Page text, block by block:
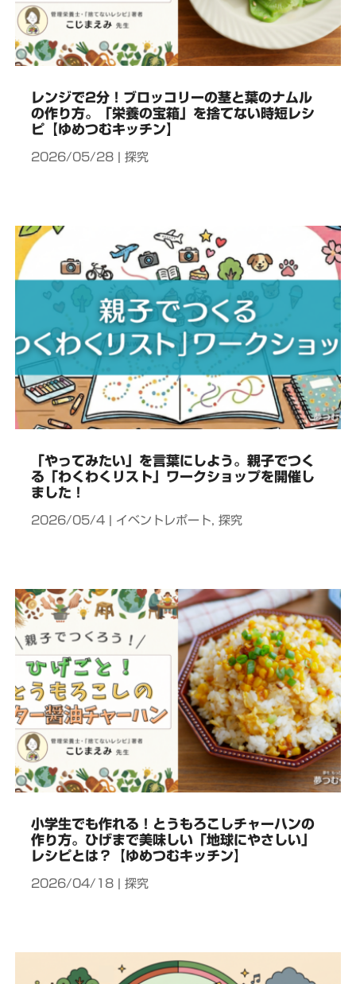
レンジで2分！ブロッコリーの茎と葉のナムル
の作り方。「栄養の宝箱」を捨てない時短レシ
ピ【ゆめつむキッチン】
2026/05/28 探究
「やってみたい」を言葉にしよう。親子でつく
る「わくわくリスト」ワークショップを開催し
ました！
2026/05/4 イベントレポート, 探究
小学生でも作れる！とうもろこしチャーハンの
作り方。ひげまで美味しい「地球にやさしい」
レシピとは？【ゆめつむキッチン】
2026/04/18 探究